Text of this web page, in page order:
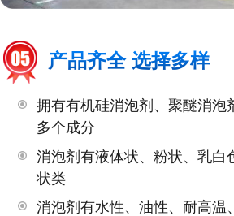
产品齐全 选择多样
拥有有机硅消泡剂、聚醚消泡
多个成分
消泡剂有液体状、粉状、乳白
状类
消泡剂有水性、油性、耐高温